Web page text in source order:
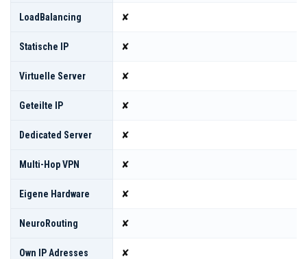
LoadBalancing ✘
Statische IP ✘
Virtuelle Server ✘
Geteilte IP ✘
Dedicated Server ✘
Multi-Hop VPN ✘
Eigene Hardware ✘
NeuroRouting ✘
Own IP Adresses ✘